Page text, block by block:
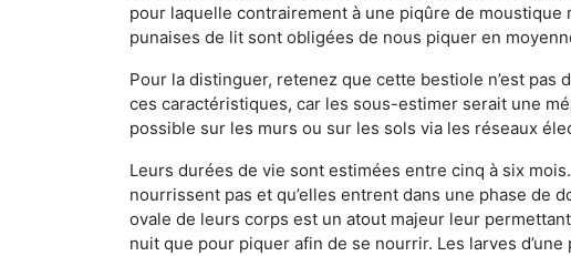
pour laquelle contrairement à une piqûre de
punaises de lit sont obligées de nous piquer en
Pour la distinguer, retenez que cette bestiole n’est pas
ces caractéristiques, car les sous-estimer serait une
possible sur les murs ou sur les sols via les réseaux
Leurs durées de vie sont estimées entre cinq à six
nourrissent pas et qu’elles entrent dans une phase de
ovale de leurs corps est un atout majeur leur
nuit que pour piquer afin de se nourrir. Les larves